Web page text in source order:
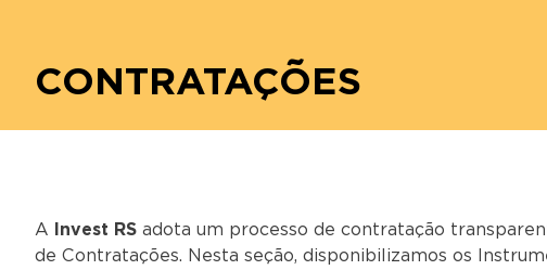
CONTRATAÇÕES
A Invest RS adota um processo de contratação
de Contratações. Nesta seção, disponibilizamos os